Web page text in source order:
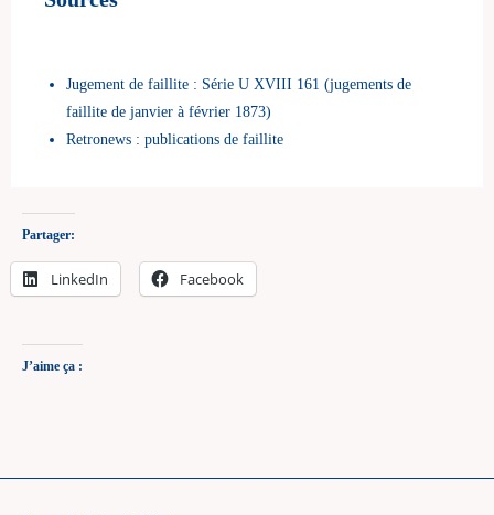
Jugement de faillite : Série U XVIII 161 (jugements de
faillite de janvier à février 1873)
Retronews : publications de faillite
Partager:
LinkedIn Facebook
J’aime ça :